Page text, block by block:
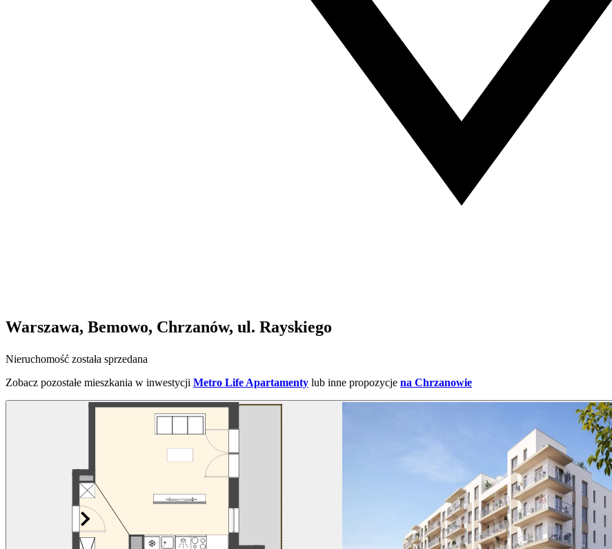
Warszawa, Bemowo, Chrzanów, ul. Rayskiego
Nieruchomość została sprzedana
Zobacz pozostałe mieszkania w inwestycji Metro Life Apartamenty lub inne propozycje na Chrzanowie